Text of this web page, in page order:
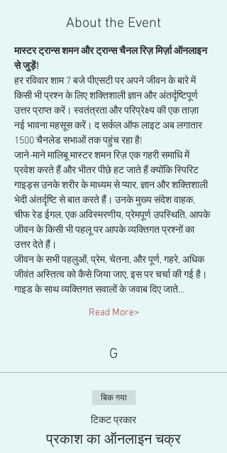
About the Event
मास्टर ट्रान्स शमन और ट्रान्स चैनल रिज़ मिर्ज़ा ऑनलाइन
से जुड़ें!
हर रविवार शाम 7 बजे पीएसटी पर अपने जीवन के बारे में
किसी भी प्रश्न के लिए शक्तिशाली ज्ञान और अंतर्दृष्टिपूर्ण
उत्तर प्राप्त करें। स्वतंत्रता और परिप्रेक्ष्य की एक ताज़ा
नई भावना महसूस करें। द सर्कल ऑफ लाइट अब लगातार
1500 चैनलेड सभाओं तक पहुंच रहा है!
जाने-माने मालिबू मास्टर शमन रिज़ एक गहरी समाधि में
प्रवेश करते हैं और भीतर पीछे हट जाते हैं क्योंकि स्पिरिट
गाइड्स उनके शरीर के माध्यम से प्यार, ज्ञान और शक्तिशाली
भेदी अंतर्दृष्टि से बात करते हैं। उनके मुख्य संदेश वाहक,
चीफ रेड ईगल, एक अविस्मरणीय, प्रेमपूर्ण उपस्थिति, आपके
जीवन के किसी भी पहलू पर आपके व्यक्तिगत प्रश्नों का
उत्तर देते हैं।
जीवन के सभी पहलुओं, प्रेम, चेतना, और पूर्ण, गहरे, अधिक
जीवंत अस्तित्व को कैसे जिया जाए, इस पर चर्चा की गई है।
गाइड के साथ व्यक्तिगत सवालों के जवाब दिए जाते…
Read More>
G
बिक गया
टिकट प्रकार
प्रकाश का ऑनलाइन चक्र